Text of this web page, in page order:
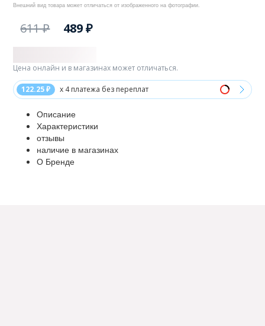
Внешний вид товара может отличаться от изображенного на фотографии.
611 ₽ 489 ₽
122.25 ₽ x 4 платежа без переплат
Цена онлайн и в магазинах может отличаться.
Описание
Характеристики
отзывы
наличие в магазинах
О Бренде